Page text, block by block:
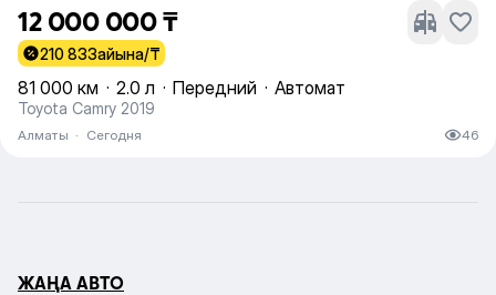
12 000 000 ₸
210 833айына/₸
81 000 км · 2.0 л · Передний · Автомат
Toyota Camry 2019
Алматы · Сегодня 46
ЖАҢА АВТО